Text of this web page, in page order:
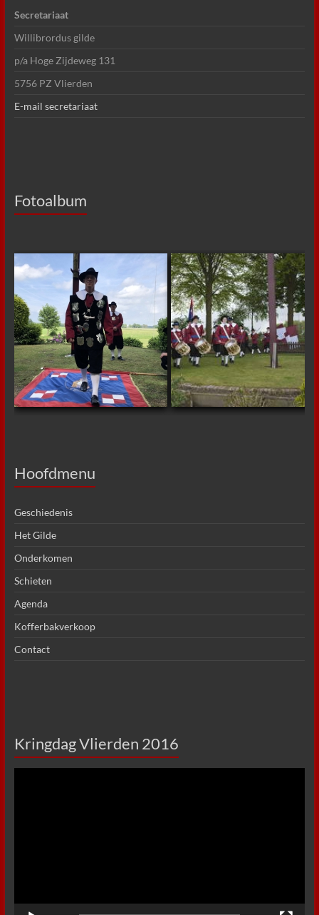
Secretariaat
Willibrordus gilde
p/a Hoge Zijdeweg 131
5756 PZ Vlierden
E-mail secretariaat
Fotoalbum
Hoofdmenu
Geschiedenis
Het Gilde
Onderkomen
Schieten
Agenda
Kofferbakverkoop
Contact
Kringdag Vlierden 2016